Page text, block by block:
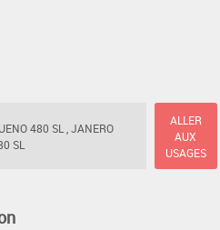
480 SL , JANERO
SL
ALLER
AUX
USAGES